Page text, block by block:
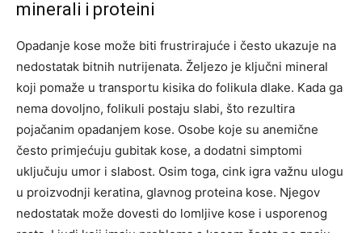
minerali i proteini
Opadanje kose može biti frustrirajuće i često ukazuje na
nedostatak bitnih nutrijenata. Željezo je ključni mineral
koji pomaže u transportu kisika do folikula dlake. Kada ga
nema dovoljno, folikuli postaju slabi, što rezultira
pojačanim opadanjem kose. Osobe koje su anemične
često primjećuju gubitak kose, a dodatni simptomi
uključuju umor i slabost. Osim toga, cink igra važnu ulogu
u proizvodnji keratina, glavnog proteina kose. Njegov
nedostatak može dovesti do lomljive kose i usporenog